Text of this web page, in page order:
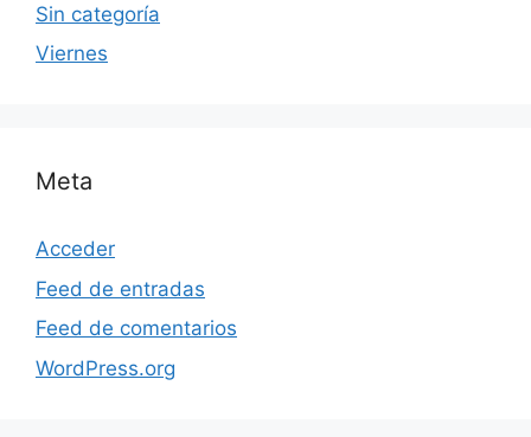
Sin categoría
Viernes
Meta
Acceder
Feed de entradas
Feed de comentarios
WordPress.org